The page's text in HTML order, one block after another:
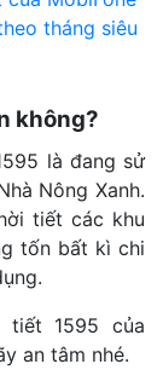
tháng siêu
không?
là đang sử
Nông Xanh.
tiết các khu
tốn bất kì chi
tiết 1595 của
an tâm nhé.